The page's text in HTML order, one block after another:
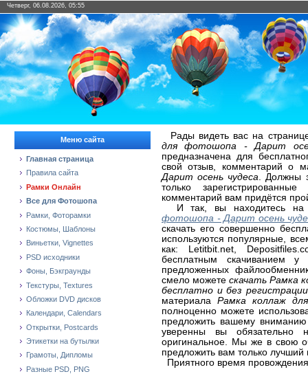
Четверг, 06.08.2026, 05:55
Меню сайта
Главная страница
Правила сайта
Рамки Онлайн
Все для Фотошопа
Рамки, Фоторамки
Костюмы, Шаблоны
Виньетки, Vignettes
PSD исходники
Фоны, Бэкграунды
Текстуры, Textures
Обложки DVD дисков
Календари, Calendars
Открытки, Postcards
Этикетки на бутылки
Грамоты, Дипломы
Разные PSD, PNG
Рады видеть вас на
для фотошопа - Дарит
предназначена для
свой отзыв, комментарий о
Дарит осень чудеса. Должны
только
комментарий вам придётся
И так, вы находитесь на
фотошопа - Дарит осень
скачать его совершенно
используются популярные,
как: Letitbit.net,
бесплатным скачиванием
предложенных
смело можетескачать Рамка
бесплатно и без регистрации
материала Рамка коллаж
полноценно можете
предложить вашему
уверенны вы обязательно
оригинальное. Мы же в свою
предложить вам только
Приятного время